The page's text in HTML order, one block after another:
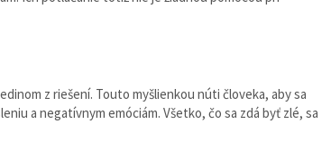
z riešení. Touto myšlienkou núti človeka, aby sa
a negatívnym emóciám. Všetko, čo sa zdá byť zlé, sa